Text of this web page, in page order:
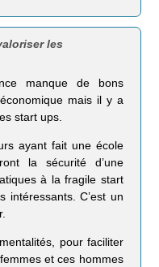
les
manque de bons
mais il y a
start ups.
ayant fait une école
la sécurité d’une
à la fragile start
intéressants. C’est un
pour faciliter
et ces hommes